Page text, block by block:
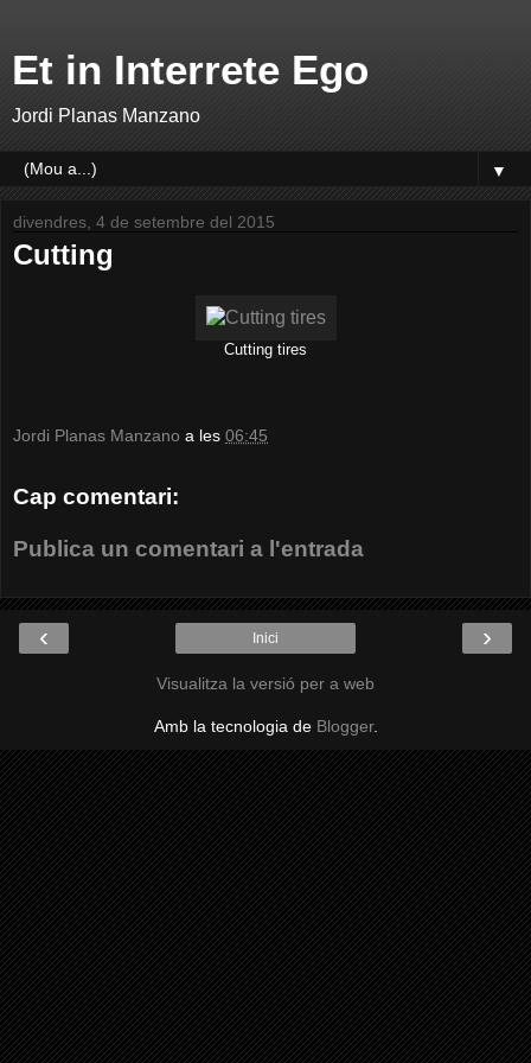
Et in Interrete Ego
Jordi Planas Manzano
▼
divendres, 4 de setembre del 2015
Cutting
Cutting tires
Jordi Planas Manzano a les 06:45
Cap comentari:
Publica un comentari a l'entrada
‹ ›
Inici
Visualitza la versió per a web
Amb la tecnologia de Blogger.